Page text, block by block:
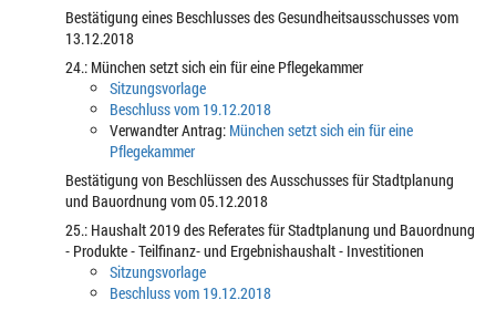
Bestätigung eines Beschlusses des Gesundheitsausschusses vom
13.12.2018
24.: München setzt sich ein für eine Pflegekammer
Sitzungsvorlage
Beschluss vom 19.12.2018
Verwandter Antrag: München setzt sich ein für eine
Pflegekammer
Bestätigung von Beschlüssen des Ausschusses für Stadtplanung
und Bauordnung vom 05.12.2018
25.: Haushalt 2019 des Referates für Stadtplanung und Bauordnung
- Produkte - Teilfinanz- und Ergebnishaushalt - Investitionen
Sitzungsvorlage
Beschluss vom 19.12.2018